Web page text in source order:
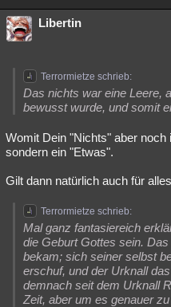
Libertin
Terrormietze schrieb:
Das nichts war eine Leere,
bewusst wurde, und somit
Womit Dein "Nichts" aber
sondern ein "Etwas".
Gilt dann natürlich auch für
Terrormietze schrieb:
Mal ganz fantasiereich
die Geburt Gottes sein.
bekam; sich seiner selbst
erschuf, und der Urknall
demnach seit dem Urknall
Zeit, aber um es genauer